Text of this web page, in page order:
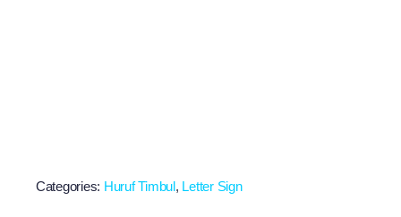
Categories: Huruf Timbul, Letter Sign